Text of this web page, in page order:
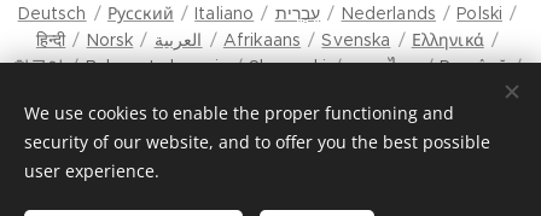
Deutsch
Русский Italiano עִבְרִית Nederlands
Polski
हिन्दी
Norsk العربية Afrikaans Svenska
Ελληνικά
한국어
Bahasa Indonesia Slovenski ภาษาไทย
Română
Latviešu Valoda
Türkçe Tiếng Việt 日本語
Srpski
Eesti keel
Magyar മലയാളം فارسی
Bosanski
Lietuvių kalba
We use cookies to enable the proper functioning and
security of our website, and to offer you the best possible
user experience.